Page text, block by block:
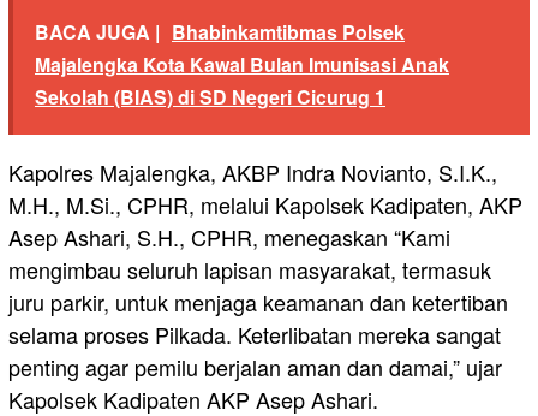
BACA JUGA | Bhabinkamtibmas Polsek
Majalengka Kota Kawal Bulan Imunisasi Anak
Sekolah (BIAS) di SD Negeri Cicurug 1
Kapolres Majalengka, AKBP Indra Novianto, S.I.K.,
M.H., M.Si., CPHR, melalui Kapolsek Kadipaten, AKP
Asep Ashari, S.H., CPHR, menegaskan “Kami
mengimbau seluruh lapisan masyarakat, termasuk
juru parkir, untuk menjaga keamanan dan ketertiban
selama proses Pilkada. Keterlibatan mereka sangat
penting agar pemilu berjalan aman dan damai,” ujar
Kapolsek Kadipaten AKP Asep Ashari.